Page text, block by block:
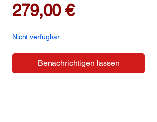
279,00 €Preis
Nicht verfügbar
Benachrichtigen lassen